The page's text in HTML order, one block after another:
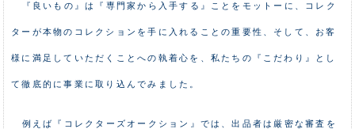
『良いもの』は『専門家から入手する』ことをモットーに、コレク
ターが本物のコレクションを手に入れることの重要性、そして、お客
様に満足していただくことへの執着心を、私たちの『こだわり』とし
て徹底的に事業に取り込んでみました。
例えば『コレクターズオークション』では、出品者は厳密な審査を